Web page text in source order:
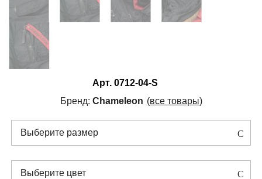
Арт. 0712-04-S
Бренд: Chameleon (все товары)
Выберите размер
Выберите цвет